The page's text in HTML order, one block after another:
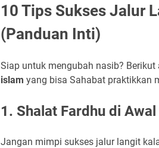
10 Tips Sukses Jalur
(Panduan Inti)
Siap untuk mengubah nasib? Berikut
islam yang bisa Sahabat praktikkan
1. Shalat Fardhu di
Jangan mimpi sukses jalur langit